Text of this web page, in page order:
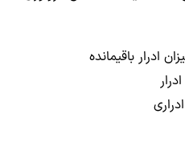
ادرار باقیمانده